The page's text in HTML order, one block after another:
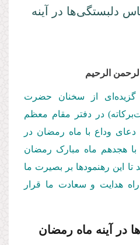
دلبستگی‌ها در آینه
الرحیم
گزیده‌ای از سخنان حضرت
در دفتر مقام معظم
وداع با ماه رمضان در
با هجدهم ماه مبارک رمضان
باشد تا این رهنمودها بر بصیرت ما
راه هدایت و سعادت ما قرار
در آینه ماه رمضان